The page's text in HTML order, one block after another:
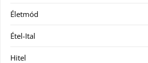
Életmód
Étel-Ital
Hitel